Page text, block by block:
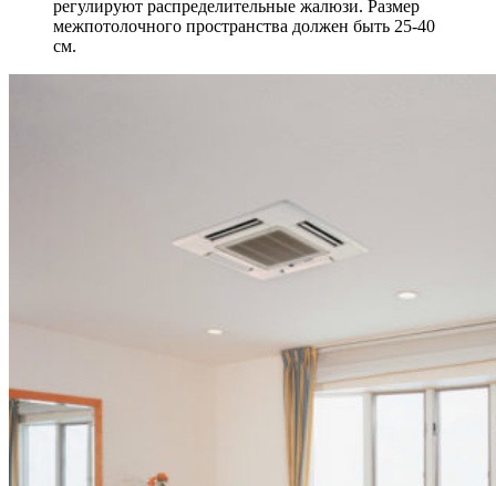
регулируют распределительные жалюзи. Размер
межпотолочного пространства должен быть 25-40
см.